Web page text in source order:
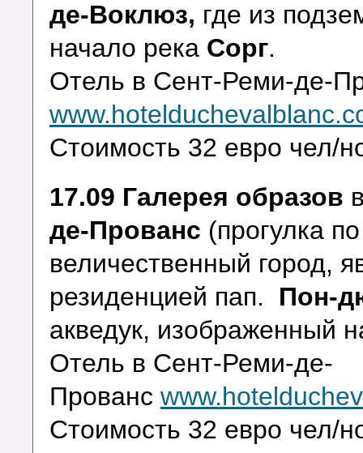
де-Воклюз, где из
начало река Сорг.
Отель в Сент-Реми-де-
Стоимость 32 евро чел/
17.09 Галерея образов
де-Прованс (прогулка
величественный город,
резиденцией пап.
Пон-
акведук, изображенный
Отель в Сент-Реми-де-
Прованс
Стоимость 32 евро чел/